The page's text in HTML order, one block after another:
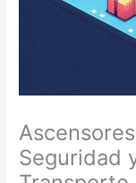
Seguridad